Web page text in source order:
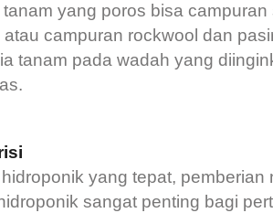
yang poros bisa
campuran rockwool dan
tanam pada wadah yang
yang tepat, pemberian
sangat penting bagi